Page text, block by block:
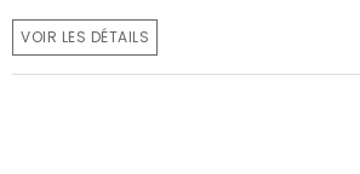
VOIR LES DÉTAILS